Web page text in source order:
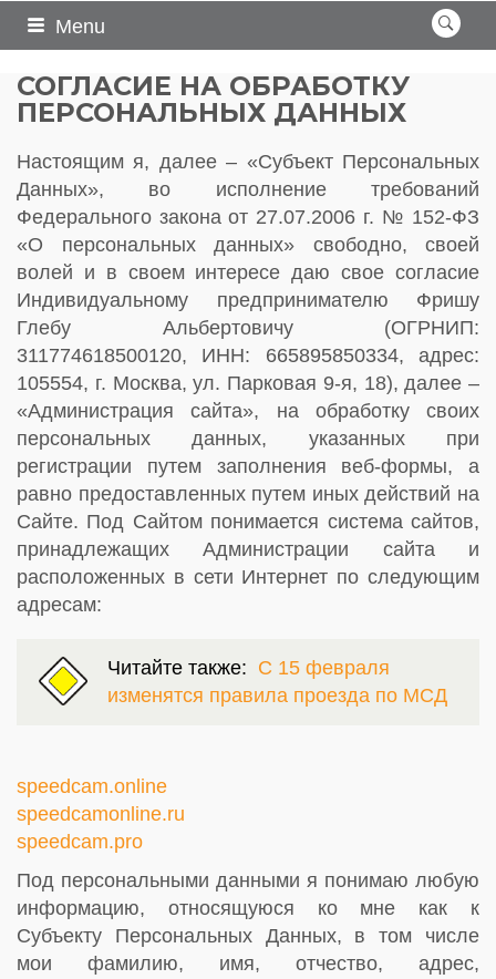
Menu
СОГЛАСИЕ НА ОБРАБОТКУ
ПЕРСОНАЛЬНЫХ ДАННЫХ
Настоящим я, далее – «Субъект Персональных
Данных», во исполнение требований
Федерального закона от 27.07.2006 г. № 152-ФЗ
«О персональных данных» свободно, своей
волей и в своем интересе даю свое согласие
Индивидуальному предпринимателю Фришу
Глебу Альбертовичу (ОГРНИП:
311774618500120, ИНН: 665895850334, адрес:
105554, г. Москва, ул. Парковая 9-я, 18), далее –
«Администрация сайта», на обработку своих
персональных данных, указанных при
регистрации путем заполнения веб-формы, а
равно предоставленных путем иных действий на
Сайте. Под Сайтом понимается система сайтов,
принадлежащих Администрации сайта и
расположенных в сети Интернет по следующим
адресам:
Читайте также: С 15 февраля
изменятся правила проезда по МСД
speedcam.online
speedcamonline.ru
speedcam.pro
Под персональными данными я понимаю любую
информацию, относящуюся ко мне как к
Субъекту Персональных Данных, в том числе
мои фамилию, имя, отчество, адрес,